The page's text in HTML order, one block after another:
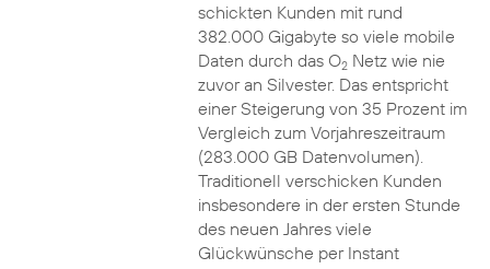
schickten Kunden mit rund
382.000 Gigabyte so viele mobile
Daten durch das O2Netz wie nie
zuvor an Silvester. Das entspricht
einer Steigerung von 35 Prozent im
Vergleich zum Vorjahreszeitraum
(283.000 GB Datenvolumen).
Traditionell verschicken Kunden
insbesondere in der ersten Stunde
des neuen Jahres viele
Glückwünsche per Instant